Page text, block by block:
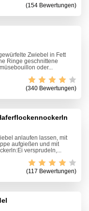
(154 Bewertungen)
Zwiebel in Fett
Ringe geschnittene
oder...
(340 Bewertungen)
anlaufen lassen, mit
aufgießen und mit
versprudeln,...
(117 Bewertungen)